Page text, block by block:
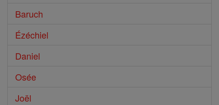
Baruch
Ézéchiel
Daniel
Osée
Joël